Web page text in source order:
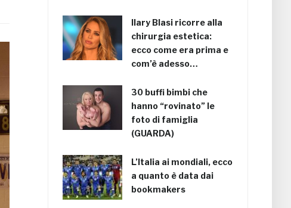
Ilary Blasi ricorre alla
chirurgia estetica:
ecco come era prima e
com’è adesso…
30 buffi bimbi che
hanno “rovinato” le
foto di famiglia
(GUARDA)
L’Italia ai mondiali, ecco
a quanto è data dai
bookmakers